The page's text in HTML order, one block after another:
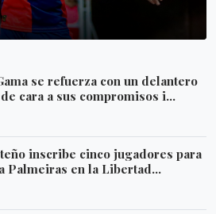
se refuerza con un delantero
cara a sus compromisos i...
inscribe cinco jugadores para
Palmeiras en la Libertad...